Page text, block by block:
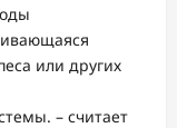
или других
– считает